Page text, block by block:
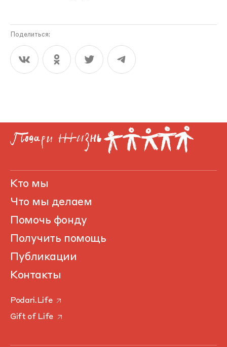
Поделиться:
Кто мы
Что мы делаем
Помочь фонду
Получить помощь
Публикации
Контакты
Podari.Life
Gift of Life